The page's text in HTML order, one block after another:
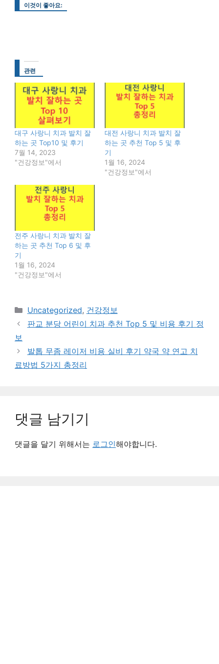
이것이 좋아요:
관련
대구 사랑니 치과 발치 잘
하는 곳 Top10 및 후기
7월 14, 2023
"건강정보"에서
대전 사랑니 치과 발치 잘
하는 곳 추천 Top 5 및 후
기
1월 16, 2024
"건강정보"에서
전주 사랑니 치과 발치 잘
하는 곳 추천 Top 6 및 후
기
1월 16, 2024
"건강정보"에서
카
테
Uncategorized, 건강정보
판교 분당 어린이 치과 추천 Top 5 및 비용 후기 정
보
발톱 무좀 레이저 비용 실비 후기 약국 약 연고 치
료방법 5가지 총정리
댓글 남기기
댓글을 달기 위해서는 로그인해야합니다.